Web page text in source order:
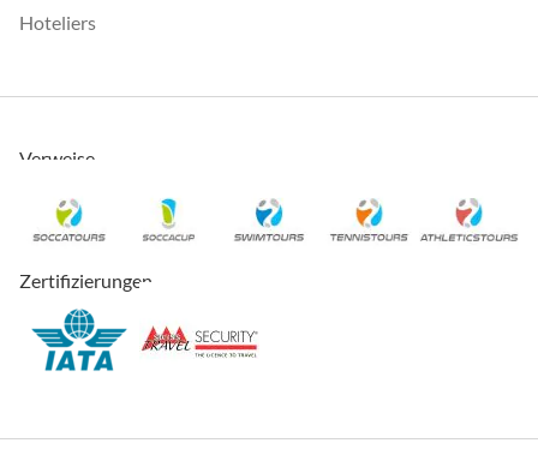
Hoteliers
Verweise
Zertifizierungen